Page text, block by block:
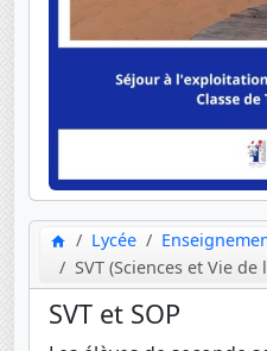
Lycée
SVT (Sciences et Vie de
SVT et SOP